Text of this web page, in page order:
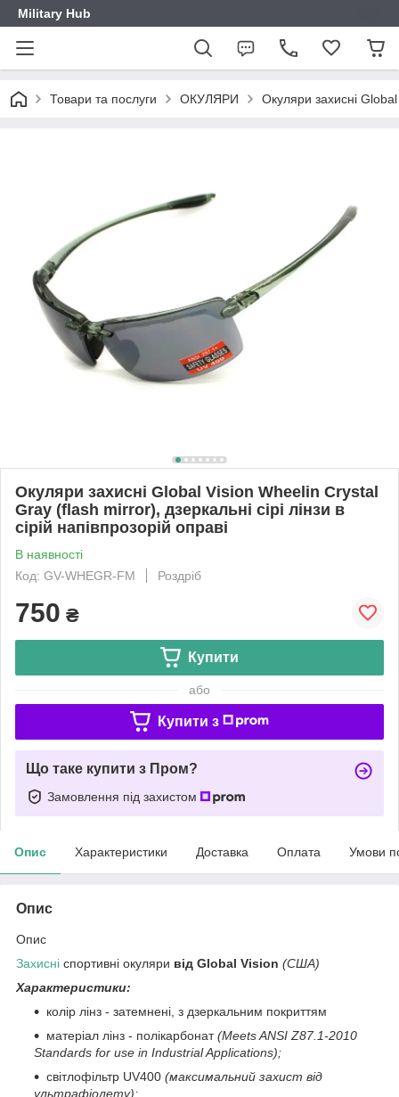
Military Hub
Товари та послуги ОКУЛЯРИ Окуляри захисні Global
Окуляри захисні Global Vision Wheelin Crystal
Gray (flash mirror), дзеркальні сірі лінзи в
сірій напівпрозорій оправі
В наявності
Код: GV-WHEGR-FM
Роздріб
750 ₴
Купити
або
Купити з
Що таке купити з Пром?
Замовлення під захистом
Опис Характеристики Доставка Оплата Умови
Опис
Опис
Захисні спортивні окуляри від Global Vision (США)
Характеристики:
колір лінз - затемнені, з дзеркальним покриттям
матеріал лінз - полікарбонат(Meets ANSI Z87.1-2010
Standards for use in Industrial Applications);
світлофільтр UV400 (максимальний захист від
ультрафіолету);